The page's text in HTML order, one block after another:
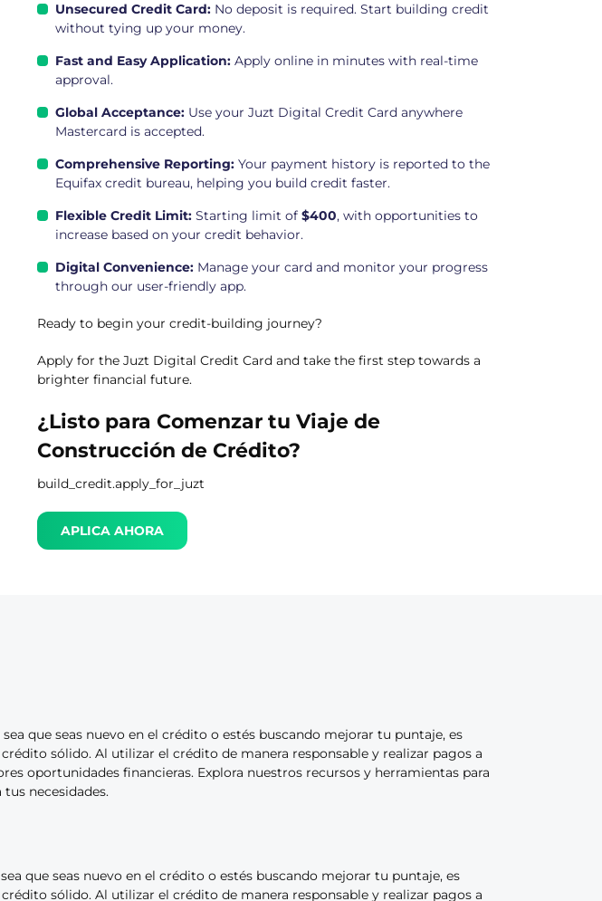
Unsecured Credit Card: No deposit is required. Start building credit
without tying up your money.
Fast and Easy Application: Apply online in minutes with real-time
approval.
Global Acceptance: Use your Juzt Digital Credit Card anywhere
Mastercard is accepted.
Comprehensive Reporting: Your payment history is reported to the
Equifax credit bureau, helping you build credit faster.
Flexible Credit Limit: Starting limit of $400, with opportunities to
increase based on your credit behavior.
Digital Convenience: Manage your card and monitor your progress
through our user-friendly app.
Ready to begin your credit-building journey?
Apply for the Juzt Digital Credit Card and take the first step towards a
brighter financial future.
¿Listo para Comenzar tu Viaje de
Construcción de Crédito?
build_credit.apply_for_juzt
APLICA AHORA
que seas nuevo en el crédito o estés buscando mejorar tu puntaje, es
sólido. Al utilizar el crédito de manera responsable y realizar pagos a
oportunidades financieras. Explora nuestros recursos y herramientas para
necesidades.
que seas nuevo en el crédito o estés buscando mejorar tu puntaje, es
sólido. Al utilizar el crédito de manera responsable y realizar pagos a